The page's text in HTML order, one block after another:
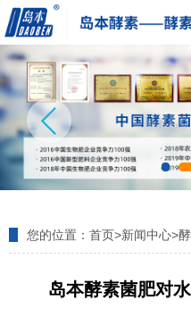
您的位置： 首页>新闻中心>
岛本酵素菌肥对